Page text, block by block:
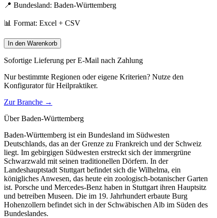
📍 Bundesland: Baden-Württemberg
📊 Format: Excel + CSV
In den Warenkorb
Sofortige Lieferung per E-Mail nach Zahlung
Nur bestimmte Regionen oder eigene Kriterien? Nutze den
Konfigurator fürHeilpraktiker.
Zur Branche →
ÜberBaden-Württemberg
Baden-Württemberg ist ein Bundesland im Südwesten
Deutschlands, das an der Grenze zu Frankreich und der Schweiz
liegt. Im gebirgigen Südwesten erstreckt sich der immergrüne
Schwarzwald mit seinen traditionellen Dörfern. In der
Landeshauptstadt Stuttgart befindet sich die Wilhelma, ein
königliches Anwesen, das heute ein zoologisch-botanischer Garten
ist. Porsche und Mercedes-Benz haben in Stuttgart ihren Hauptsitz
und betreiben Museen. Die im 19. Jahrhundert erbaute Burg
Hohenzollern befindet sich in der Schwäbischen Alb im Süden des
Bundeslandes.